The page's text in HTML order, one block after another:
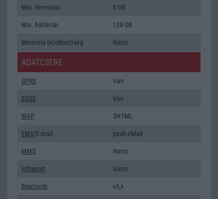
Min. memória 8 GB
Min. háttértár 128 GB
Memória bővíthetőség Nincs
ADATCSERE
GPRS Van
EDGE Van
WAP 5HTML
EMS/E-mail push eMail
MMS Nincs
Infraport Nincs
Bluetooth v5,x